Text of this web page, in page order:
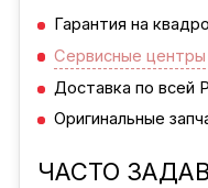
Гарантия на
Сервисные центры
Доставка по всей
Оригинальные
ЧАСТО